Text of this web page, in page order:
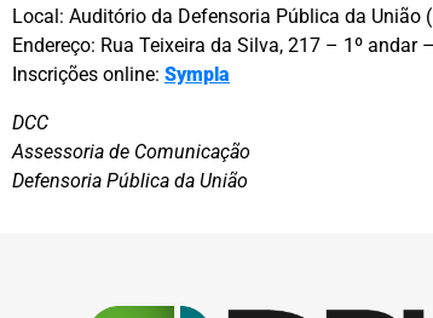
Local: Auditório da Defensoria Pública da União
Endereço: Rua Teixeira da Silva, 217 – 1º
Inscrições online: Sympla
DCC
Assessoria de Comunicação
Defensoria Pública da União